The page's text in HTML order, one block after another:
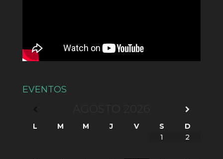
EVENTOS
L M M J V S
D
1
2